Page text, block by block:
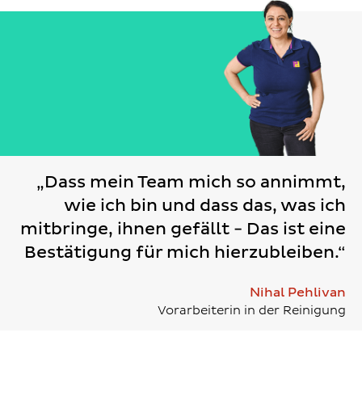
„Dass mein Team mich so annimmt,
wie ich bin und dass das, was ich
mitbringe, ihnen gefällt - Das ist eine
Bestätigung für mich hierzubleiben.“
Nihal Pehlivan
Vorarbeiterin in der Reinigung